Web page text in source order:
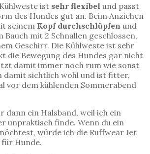
ist sehr flexibel und passt
des Hundes gut an. Beim Anziehen
seinem Kopf durchschlüpfen und
Bauch mit 2 Schnallen geschlossen,
Geschirr. Die Kühlweste ist sehr
die Bewegung des Hundes gar nicht
damit immer noch rum wie sonst
damit sichtlich wohl und ist fitter,
vor dem kühlenden Sommerabend
dann ein Halsband, weil ich ein
unpraktisch finde. Wenn du ein
würde ich die Ruffwear Jet
Hunde.